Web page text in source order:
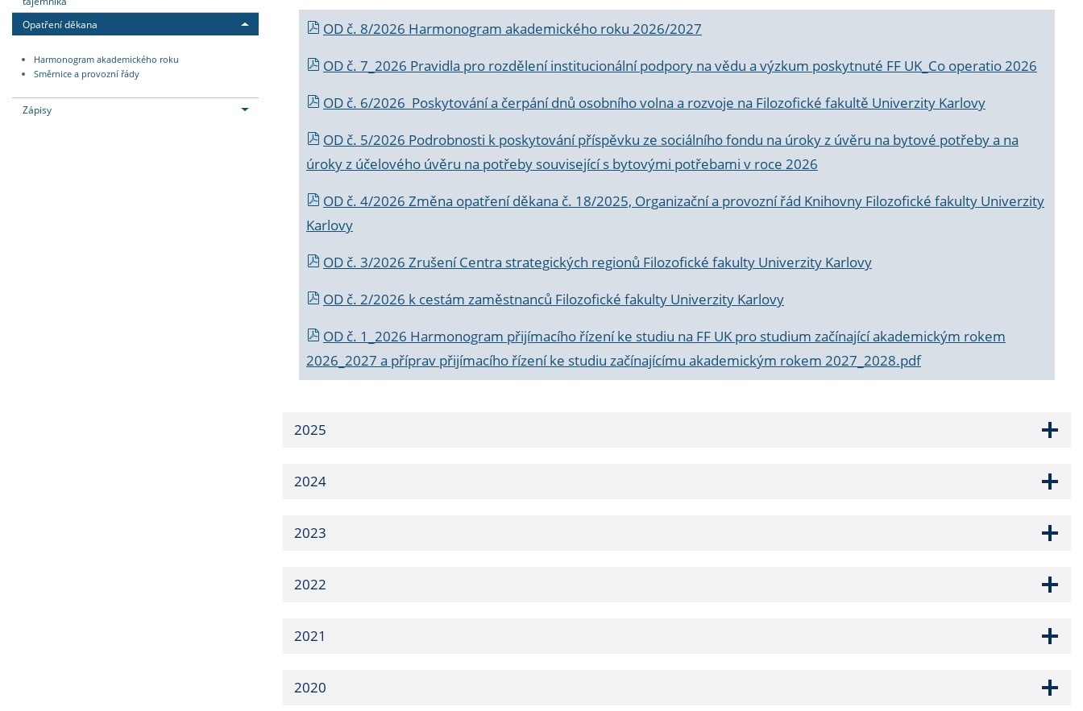
Opatření děkana
Harmonogram akademického roku
Směrnice a provozní řády
Zápisy
OD č. 8/2026 Harmonogram akademického roku 2026/2027
OD č. 7_2026 Pravidla pro rozdělení institucionální podpory na vědu a výzkum poskytnuté FF UK_Co operatio 2026
OD č. 6/2026 Poskytování a čerpání dnů osobního volna a rozvoje na Filozofické fakultě Univerzity Karlovy
OD č. 5/2026 Podrobnosti k poskytování příspěvku ze sociálního fondu na úroky z úvěru na bytové potřeby a na
úroky z účelového úvěru na potřeby související s bytovými potřebami v roce 2026
OD č. 4/2026 Změna opatření děkana č. 18/2025, Organizační a provozní řád Knihovny Filozofické fakulty Univerzity
Karlovy
OD č. 3/2026 Zrušení Centra strategických regionů Filozofické fakulty Univerzity Karlovy
OD č. 2/2026 k cestám zaměstnanců Filozofické fakulty Univerzity Karlovy
OD č. 1_2026 Harmonogram přijímacího řízení ke studiu na FF UK pro studium začínající akademickým rokem
2026_2027 a příprav přijímacího řízení ke studiu začínajícímu akademickým rokem 2027_2028.pdf
2025
2024
2023
2022
2021
2020